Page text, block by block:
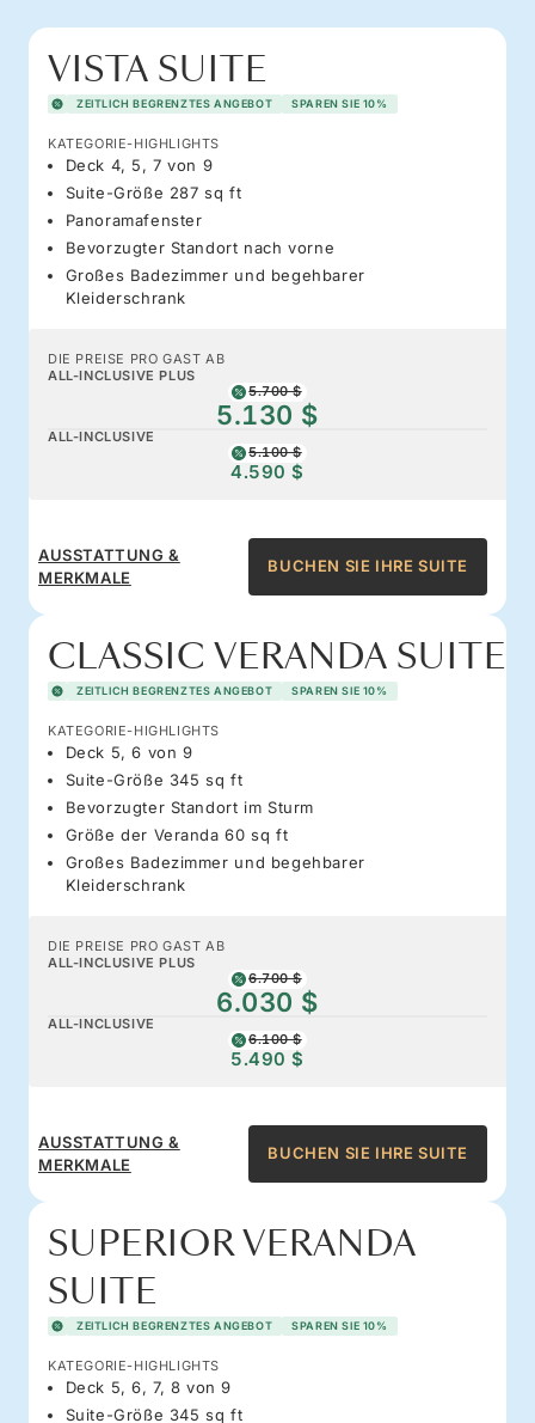
VISTA SUITE
ZEITLICH BEGRENZTES ANGEBOT SPAREN SIE 10%
KATEGORIE-HIGHLIGHTS
Deck 4, 5, 7 von 9
Suite-Größe 287 sq ft
Panoramafenster
Bevorzugter Standort nach vorne
Großes Badezimmer und begehbarer
Kleiderschrank
DIE PREISE PRO GAST AB
ALL-INCLUSIVE PLUS
5.700 $
5.130 $
ALL-INCLUSIVE
5.100 $
4.590 $
AUSSTATTUNG &
MERKMALE
BUCHEN SIE IHRE SUITE
CLASSIC VERANDA SUITE
ZEITLICH BEGRENZTES ANGEBOT SPAREN SIE 10%
KATEGORIE-HIGHLIGHTS
Deck 5, 6 von 9
Suite-Größe 345 sq ft
Bevorzugter Standort im Sturm
Größe der Veranda 60 sq ft
Großes Badezimmer und begehbarer
Kleiderschrank
DIE PREISE PRO GAST AB
ALL-INCLUSIVE PLUS
6.700 $
6.030 $
ALL-INCLUSIVE
6.100 $
5.490 $
AUSSTATTUNG &
MERKMALE
BUCHEN SIE IHRE SUITE
SUPERIOR VERANDA
SUITE
ZEITLICH BEGRENZTES ANGEBOT SPAREN SIE 10%
KATEGORIE-HIGHLIGHTS
Deck 5, 6, 7, 8 von 9
Suite-Größe 345 sq ft